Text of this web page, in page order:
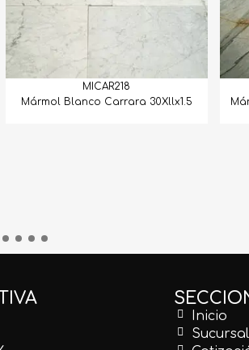
MICAR218
Mármol Blanco Carrara 30Xllx1.5
Inicio